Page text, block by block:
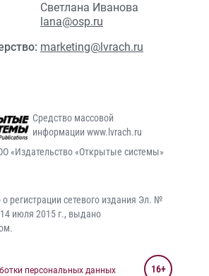
Светлана Иванова
lana@osp.ru
marketing@lvrach.ru
Средство массовой
информации www.lvrach.ru
«Издательство «Открытые системы»
о регистрации сетевого издания Эл. №
июля 2015 г., выдано
персональных данных 16+